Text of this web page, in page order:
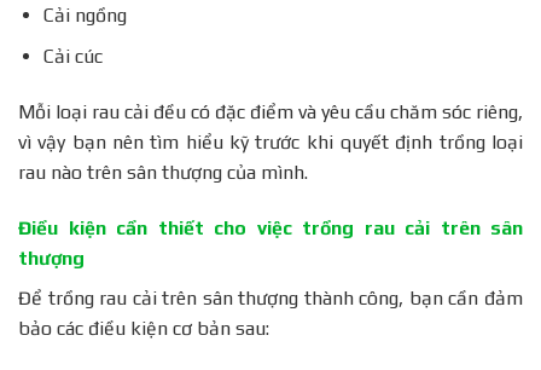
Cải ngồng
Cải cúc
Mỗi loại rau cải đều có đặc điểm và yêu cầu chăm sóc riêng,
vì vậy bạn nên tìm hiểu kỹ trước khi quyết định trồng loại
rau nào trên sân thượng của mình.
Điều kiện cần thiết cho việc trồng rau cải trên sân
thượng
Để trồng rau cải trên sân thượng thành công, bạn cần đảm
bảo các điều kiện cơ bản sau: